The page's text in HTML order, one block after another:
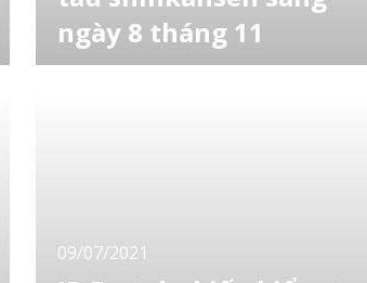
ngày 8 tháng 11
Người đàn ông bị bắt giữ ngày sau khi bắt
09/07/2021